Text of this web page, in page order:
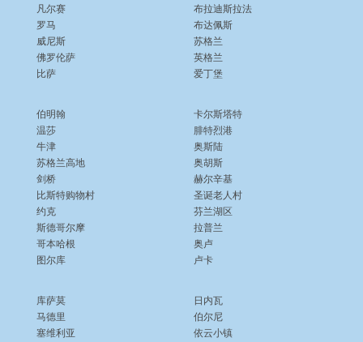
凡尔赛
罗马
威尼斯
佛罗伦萨
比萨
布拉迪斯拉法
布达佩斯
苏格兰
英格兰
爱丁堡
伯明翰
温莎
牛津
苏格兰高地
剑桥
比斯特购物村
约克
斯德哥尔摩
哥本哈根
图尔库
卡尔斯塔特
腓特烈港
奥斯陆
奥胡斯
赫尔辛基
圣诞老人村
芬兰湖区
拉普兰
奥卢
卢卡
库萨莫
马德里
塞维利亚
日内瓦
伯尔尼
依云小镇